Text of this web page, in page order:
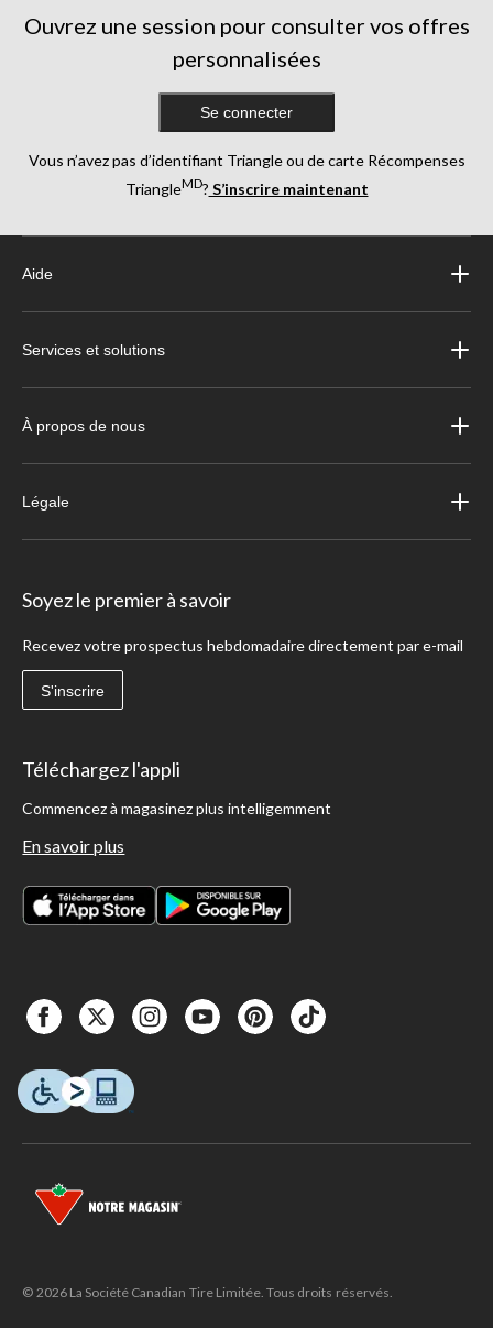
Ouvrez une session pour consulter vos offres
personnalisées
Se connecter
Vous n’avez pas d’identifiant Triangle ou de carte Récompenses
TriangleMD? S’inscrire maintenant
Aide
Services et solutions
À propos de nous
Légale
Soyez le premier à savoir
Recevez votre prospectus hebdomadaire directement par e-mail
S'inscrire
Téléchargez l'appli
Commencez à magasinez plus intelligemment
En savoir plus
© 2026 La Société Canadian Tire Limitée. Tous droits réservés.